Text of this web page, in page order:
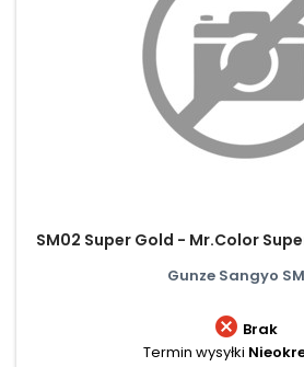
SM02 Super Gold - Mr.Color
Gunze Sangyo
 Brak
Termin wysyłki